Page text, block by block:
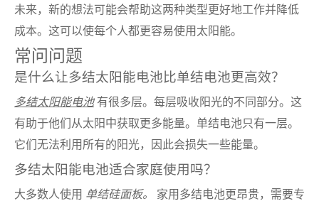
未来，新的想法可能会帮助这两种类型更好地工作并降低
成本。这可以使每个人都更容易使用太阳能。
常问问题
是什么让多结太阳能电池比单结电池更高效？
多结太阳能电池有很多层。每层吸收阳光的不同部分。这
有助于他们从太阳中获取更多能量。单结电池只有一层。
它们无法利用所有的阳光，因此会损失一些能量。
多结太阳能电池适合家庭使用吗？
大多数人使用 单结硅面板。
家用多结电池更昂贵，需要专